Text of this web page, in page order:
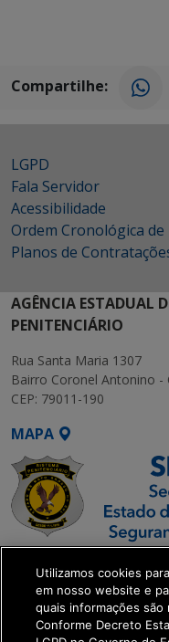
Compartilhe:
LGPD
Fala Servidor
Acessibilidade
Ordem Cronológica
Planos de
AGÊNCIA ESTADUAL
PENITENCIÁRIO
Rua Santa Maria 1307
Bairro Coronel Antonino
CEP: 79011-190
MAPA
SETDIG | Secretaria-
Executiva de
Transformação
Utilizamos cookies
em nosso website e
quais informações
Conforme Decreto